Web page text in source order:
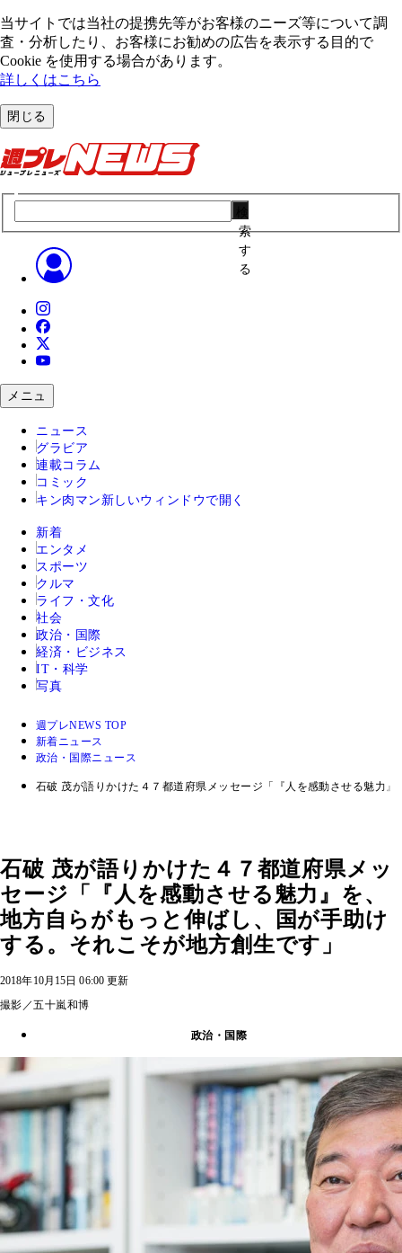
当サイトでは当社の提携先等がお客様のニーズ等について調
査・分析したり、お客様にお勧めの広告を表⽰する⽬的で
Cookie を使⽤する場合があります。
詳しくはこちら
閉じる
索
す
る
メニュ
ニュース
グラビア
連載コラム
コミック
キン肉マン 新しいウィンドウで開く
新着
エンタメ
スポーツ
クルマ
ライフ・文化
社会
政治・国際
経済・ビジネス
IT・科学
写真
週プレNEWS TOP
新着ニュース
政治・国際ニュース
石破 茂が語りかけた４７都道府県メッセージ「『人を感動させる魅力
石破 茂が語りかけた４７都道府県メッ
セージ「『人を感動させる魅力』を、
地方自らがもっと伸ばし、国が手助け
する。それこそが地方創生です」
2018年10月15日 06:00 更新
撮影／五十嵐和博
政治・国際